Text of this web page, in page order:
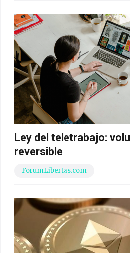
Ley del teletrabajo:
reversible
ForumLibertas.com